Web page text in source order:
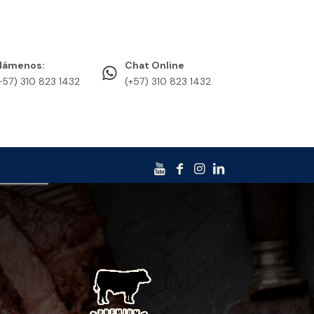
310 823 1432
Chat Online
(+57) 310 823 1432